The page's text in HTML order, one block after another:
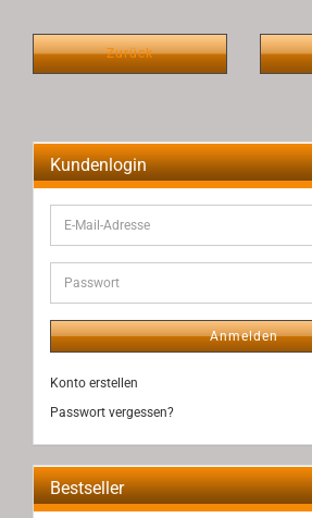
Zurück
Kundenlogin
E-
Mail-
Adresse
Passwort
Anmelden
Konto erstellen
Passwort vergessen?
Bestseller